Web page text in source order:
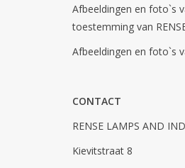
Afbeeldingen en foto`s
toestemming van
Afbeeldingen en foto`s
CONTACT
RENSE LAMPS AND
Kievitstraat 8